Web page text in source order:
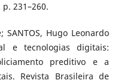
231–260.
SANTOS, Hugo Leonardo
e tecnologias digitais:
preditivo e a
Revista Brasileira de